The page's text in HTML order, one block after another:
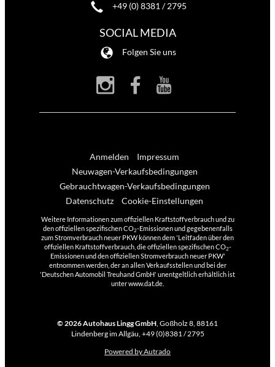
+49 (0) 8381 / 2795
SOCIAL MEDIA
Folgen Sie uns
Anmelden
Impressum
Neuwagen-Verkaufsbedingungen
Gebrauchtwagen-Verkaufsbedingungen
Datenschutz
Cookie-Einstellungen
Weitere Informationen zum offiziellen Kraftstoffverbrauch und zu
den offiziellen spezifischen CO2-Emissionen und gegebenenfalls
zum Stromverbrauch neuer PKW können dem 'Leitfaden über den
offiziellen Kraftstoffverbrauch, die offiziellen spezifischen CO2-
Emissionen und den offiziellen Stromverbrauch neuer PKW'
entnommen werden, der an allen Verkaufsstellen und bei der
'Deutschen Automobil Treuhand GmbH' unentgeltlich erhältlich ist
unter www.dat.de.
© 2026Autohaus Lingg GmbH, Goßholz 8, 88161
Lindenberg im Allgäu, +49 (0)8381 / 2795
Powered by Autrado